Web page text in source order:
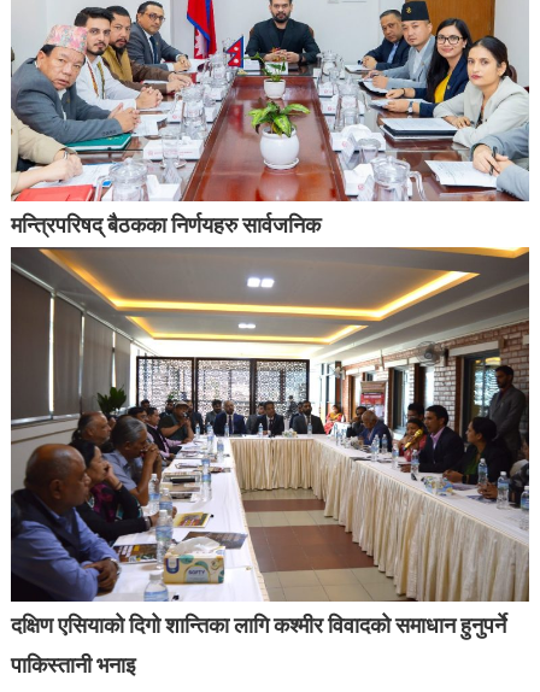
मन्त्रिपरिषद् बैठकका निर्णयहरु सार्वजनिक
दक्षिण एसियाको दिगो शान्तिका लागि कश्मीर विवादको समाधान हुनुपर्ने
पाकिस्तानी भनाइ